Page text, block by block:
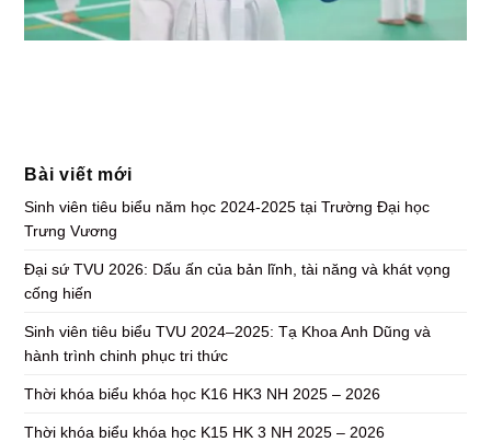
Bài viết mới
Sinh viên tiêu biểu năm học 2024-2025 tại Trường Đại học
Trưng Vương
Đại sứ TVU 2026: Dấu ấn của bản lĩnh, tài năng và khát vọng
cống hiến
Sinh viên tiêu biểu TVU 2024–2025: Tạ Khoa Anh Dũng và
hành trình chinh phục tri thức
Thời khóa biểu khóa học K16 HK3 NH 2025 – 2026
Thời khóa biểu khóa học K15 HK 3 NH 2025 – 2026